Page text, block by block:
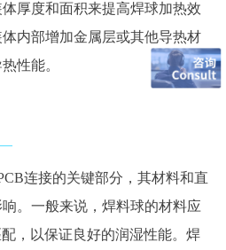
厚度和面积来提高焊球加热效
内部增加金属层或其他导热材
性能。
连接的关键部分，其材料和直
。一般来说，焊料球的材料应
，以保证良好的润湿性能。焊